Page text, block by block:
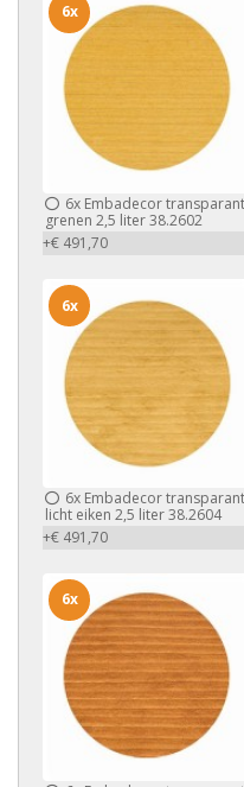
6x Embadecor transparant
grenen 2,5 liter 38.2602
+€ 491,70
6x
6x Embadecor transparant
licht eiken 2,5 liter 38.2604
+€ 491,70
6x
6x